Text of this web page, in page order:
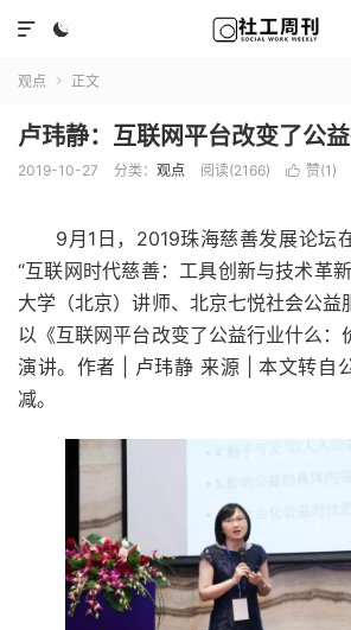


观点  正文
卢玮静：互联网平台改变了公益
2019-10-27 分类： 观点 阅读(2166)  赞(1 )
9月1日，2019珠海慈善发展论坛
“互联网时代慈善：工具创新与技术革
大学（北京）讲师、北京七悦社会公益
以《互联网平台改变了公益行业什么：
演讲。作者 | 卢玮静 来源 | 本文转自
减。